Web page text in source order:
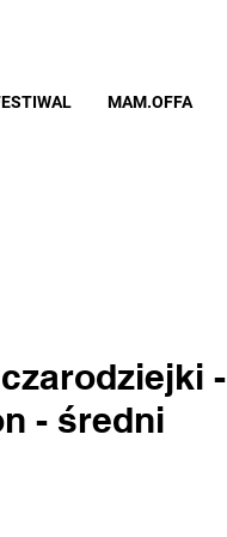
MAM.OFFA
-
- średni